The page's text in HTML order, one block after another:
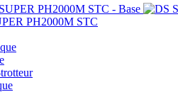
PH2000M STC